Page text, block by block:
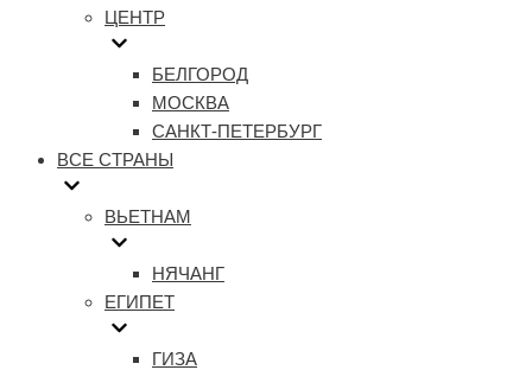
ЦЕНТР
БЕЛГОРОД
МОСКВА
САНКТ-ПЕТЕРБУРГ
ВСЕ СТРАНЫ
ВЬЕТНАМ
НЯЧАНГ
ЕГИПЕТ
ГИЗА